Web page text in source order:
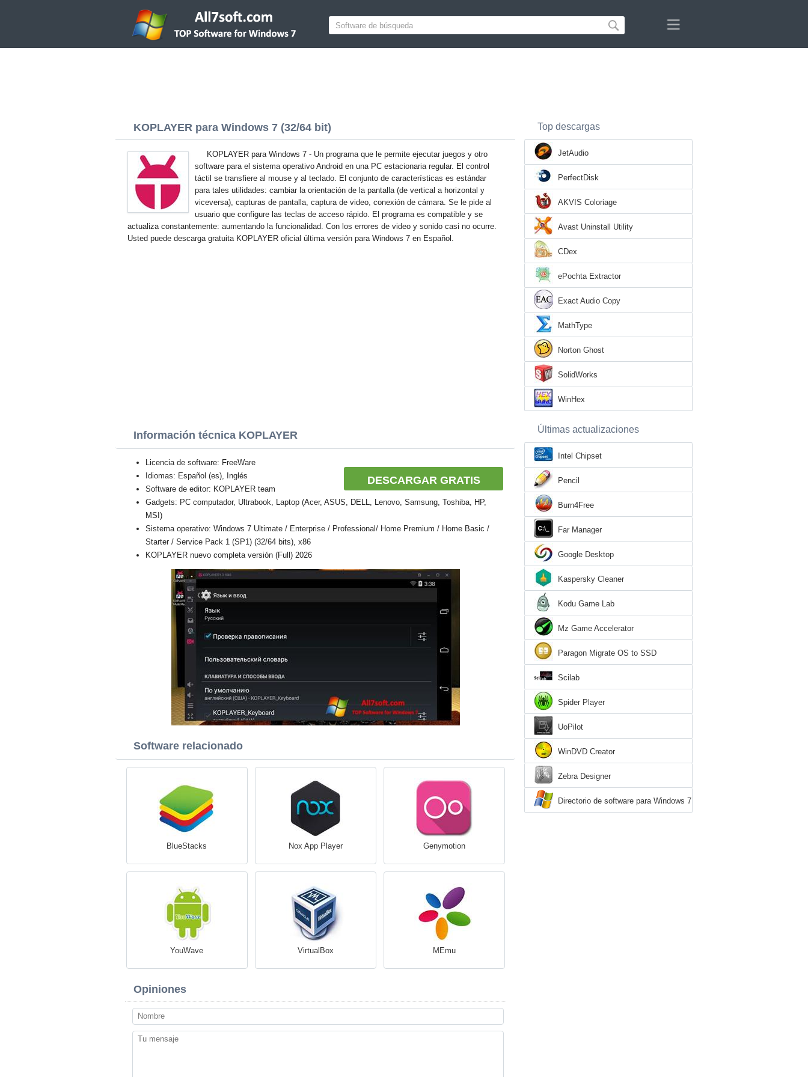
KOPLAYER para Windows 7 (32/64 bit)
KOPLAYER para Windows 7 - Un programa que le permite ejecutar juegos y otro
software para el sistema operativo Android en una PC estacionaria regular. El control
táctil se transfiere al mouse y al teclado. El conjunto de características es estándar
para tales utilidades: cambiar la orientación de la pantalla (de vertical a horizontal y
viceversa), capturas de pantalla, captura de video, conexión de cámara. Se le pide al
usuario que configure las teclas de acceso rápido. El programa es compatible y se
actualiza constantemente: aumentando la funcionalidad. Con los errores de video y sonido casi no ocurre.
Usted puede descarga gratuita KOPLAYER oficial última versión para Windows 7 en Español.
Información técnica KOPLAYER
DESCARGAR GRATIS
Licencia de software: FreeWare
Idiomas: Español (es), Inglés
Software de editor: KOPLAYER team
Gadgets: PC computador, Ultrabook, Laptop (Acer, ASUS, DELL, Lenovo, Samsung, Toshiba, HP,
MSI)
Sistema operativo: Windows 7 Ultimate / Enterprise / Professional/ Home Premium / Home Basic /
Starter / Service Pack 1 (SP1) (32/64 bits), x86
KOPLAYER nuevo completa versión (Full) 2026
Software relacionado
BlueStacks Nox App Player Genymotion
YouWave VirtualBox MEmu
Opiniones
Top descargas
JetAudio
PerfectDisk
AKVIS Coloriage
Avast Uninstall Utility
CDex
ePochta Extractor
Exact Audio Copy
MathType
Norton Ghost
SolidWorks
WinHex
Últimas actualizaciones
Intel Chipset
Pencil
Burn4Free
Far Manager
Google Desktop
Kaspersky Cleaner
Kodu Game Lab
Mz Game Accelerator
Paragon Migrate OS to SSD
Scilab
Spider Player
UoPilot
WinDVD Creator
Zebra Designer
Directorio de software para Windows 7